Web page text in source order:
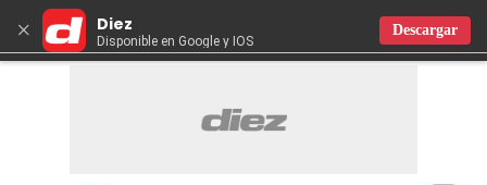
× Diez
Disponible en Google y IOS
Descargar